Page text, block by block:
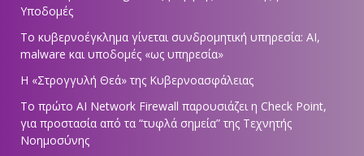
Υποδομές
Το κυβερνοέγκλημα γίνεται συνδρομητική υπηρεσία: AI,
malware και υποδομές «ως υπηρεσία»
Η «Στρογγυλή Θεά» της Κυβερνοασφάλειας
Tο πρώτο AI Network Firewall παρουσιάζει η Check Point,
για προστασία από τα “τυφλά σημεία” της Τεχνητής
Νοημοσύνης